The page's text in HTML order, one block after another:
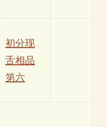
初分现
舌相品
第六